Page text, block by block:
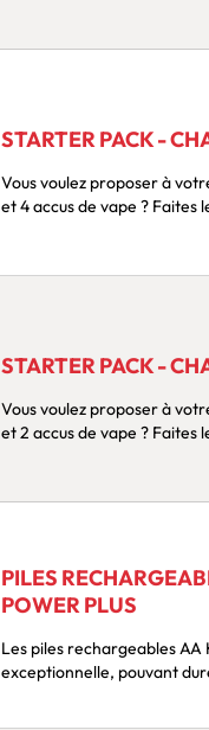
STARTER PACK -
Vous voulez proposer à
STARTER PACK -
Vous voulez proposer à
PILES
POWER PLUS
Les piles rechargeables AA HR6 2000mAh Energizer offrent une durabilité
exceptionnelle, pouvant